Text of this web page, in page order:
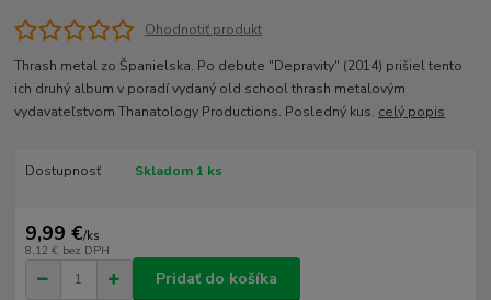
Ohodnotiť produkt
Thrash metal zo Španielska. Po debute "Depravity" (2014) prišiel tento
ich druhý album v poradí vydaný old school thrash metalovým
vydavateľstvom Thanatology Productions. Posledný kus. celý popis
Dostupnosť Skladom 1 ks
9,99 €/ks
8,12 € bez DPH
Pridať do košíka